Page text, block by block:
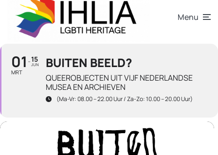
Menu
01
MRT
15
JUN BUITEN BEELD?
QUEEROBJECTEN UIT VIJF NEDERLANDSE
MUSEA EN ARCHIEVEN
(ma-Vr: 08.00 – 22.00 Uur / Za-Zo: 10.00 – 20.00 Uur)